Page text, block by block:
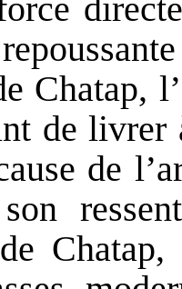
Chatap,
de
de
Chatap,